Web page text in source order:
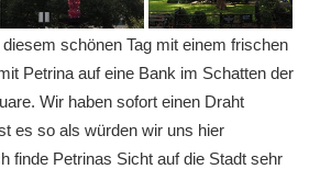
schönen Tag mit einem frischen
Petrina auf eine Bank im Schatten der
Wir haben sofort einen Draht
es so als würden wir uns hier
finde Petrinas Sicht auf die Stadt sehr